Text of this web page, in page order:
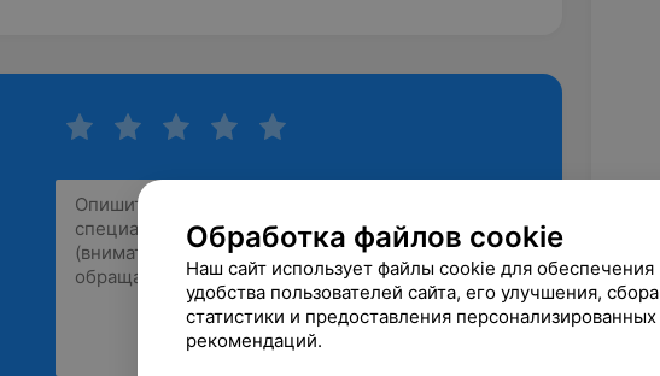
Обработка файлов cookie
Наш сайт использует файлы cookie для обеспечения
удобства пользователей сайта, его улучшения, сбора
статистики и предоставления персонализированных
рекомендаций.